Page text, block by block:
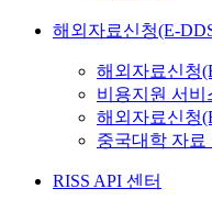
해외자료신청(E-
해외자료신청
비용지원 서비
해외자료신청
중국대학 자료
RISS API 센터